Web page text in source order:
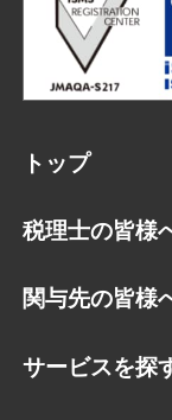
トップ
税理士の皆様
関与先の皆様
サービスを探